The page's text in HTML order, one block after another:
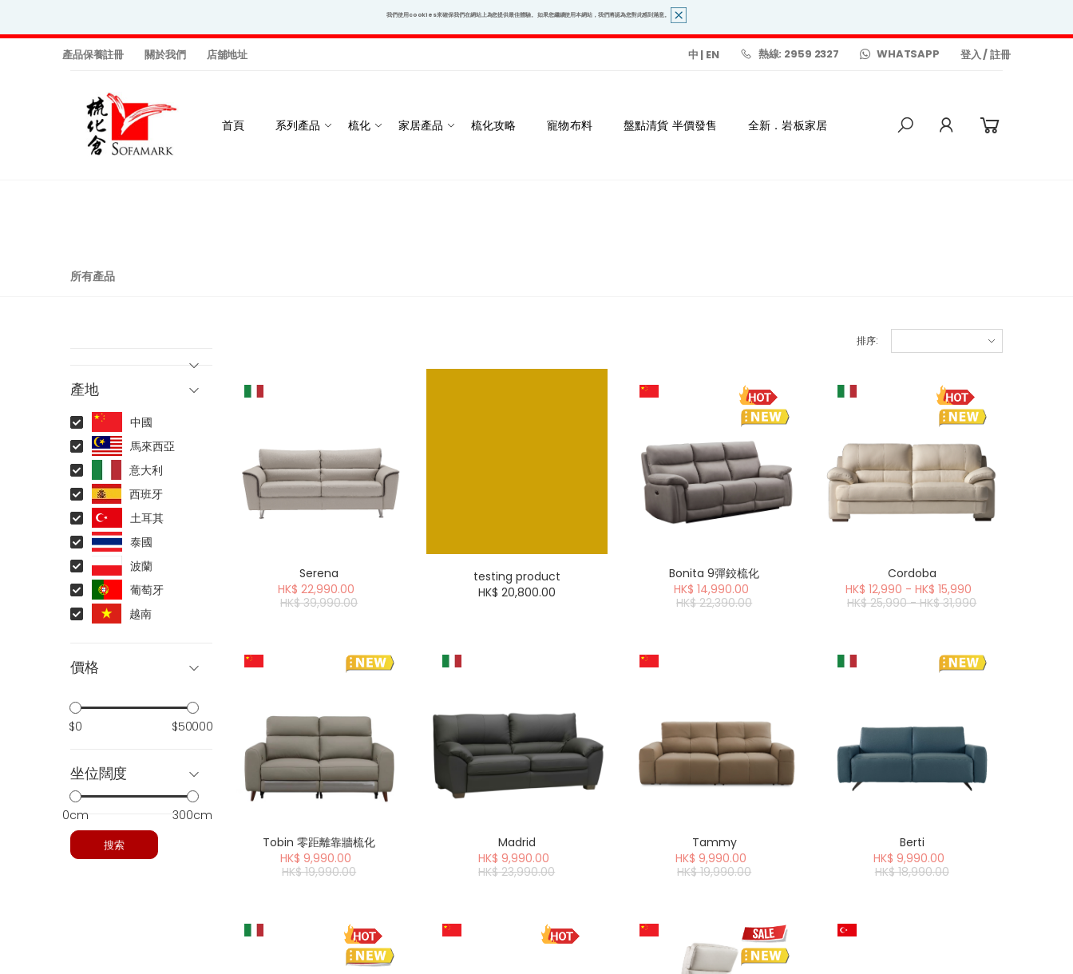
我們使用cookies來確保我們在網站上為您提供最佳體驗。 如果您繼續使用本網站，我們將認為您對此感到滿意。
產品保養註冊 關於我們 店舖地址 中 | EN 熱線: 2959 2327 WHATSAPP 登入/註冊
首頁 系列產品 梳化 家居產品 梳化攻略 寵物布料 盤點清貨 半價發售 全新．岩板家居
所有產品
排序:
Serena
HK$ 22,990.00
HK$ 39,990.00
testing product
HK$ 20,800.00
Bonita 9彈鉸梳化
HK$ 14,990.00
HK$ 22,390.00
Cordoba
HK$ 12,990 - HK$ 15,990
HK$ 25,990 - HK$ 31,990
Tobin 零距離靠牆梳化
HK$ 9,990.00
HK$ 19,990.00
Madrid
HK$ 9,990.00
HK$ 23,990.00
Tammy
HK$ 9,990.00
HK$ 19,990.00
Berti
HK$ 9,990.00
HK$ 18,990.00
產地
中國
馬來西亞
意大利
西班牙
土耳其
泰國
波蘭
葡萄牙
越南
價格
$0 $50000
坐位闊度
0cm 300cm
搜索